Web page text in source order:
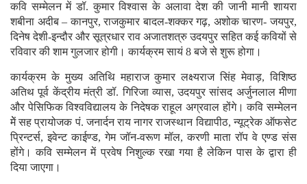
कवि सम्मेलन में डॉ. कुमार विश्वास के अलावा देश की जानी मानी शायरा
शबीना अदीब – कानपुर, राजकुमार बादल-शक्कर गढ़, अशोक चारण- जयपुर,
दिनेष देशी-इन्दौर और सूत्रधार राव अजातशत्रु उदयपुर सहित कई कवियों से
रविवार की शाम गुलजार होगी। कार्यक्रम सायं 8 बजे से शुरू होगा।
कार्यक्रम के मुख्य अतिथि महाराज कुमार लक्ष्यराज सिंह मेवाड़, विशिष्ठ
अतिथ पूर्व केंद्रीय मंत्री डॉ. गिरिजा व्यास, उदयपुर सांसद अर्जुनलाल मीणा
और पेसिफिक विश्वविद्यालय के निदेषक राहूल अग्रवाल होंगे। कवि सम्मेलन
मेें सह प्रायोजक पं. जनार्दन राय नागर राजस्थान विद्यापीठ, न्यूट्रेक ऑफसेट
प्रिन्टर्स, इवेन्ट काईण्ड, गेम जॉन-वरूण मॉल, करणी माता रॉप वे एण्ड संस
होंगे। कवि सम्मेलन में प्रवेष निशुल्क रखा गया है लेकिन पास के द्वारा ही
दिया जाएगा।